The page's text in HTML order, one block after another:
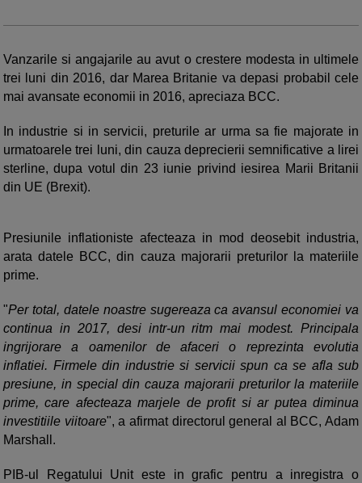
Vanzarile si angajarile au avut o crestere modesta in ultimele
trei luni din 2016, dar Marea Britanie va depasi probabil cele
mai avansate economii in 2016, apreciaza BCC.
In industrie si in servicii, preturile ar urma sa fie majorate in
urmatoarele trei luni, din cauza deprecierii semnificative a lirei
sterline, dupa votul din 23 iunie privind iesirea Marii Britanii
din UE (Brexit).
Presiunile inflationiste afecteaza in mod deosebit industria,
arata datele BCC, din cauza majorarii preturilor la materiile
prime.
"Per total, datele noastre sugereaza ca avansul economiei va
continua in 2017, desi intr-un ritm mai modest. Principala
ingrijorare a oamenilor de afaceri o reprezinta evolutia
inflatiei. Firmele din industrie si servicii spun ca se afla sub
presiune, in special din cauza majorarii preturilor la materiile
prime, care afecteaza marjele de profit si ar putea diminua
investitiile viitoare", a afirmat directorul general al BCC, Adam
Marshall.
PIB-ul Regatului Unit este in grafic pentru a inregistra o